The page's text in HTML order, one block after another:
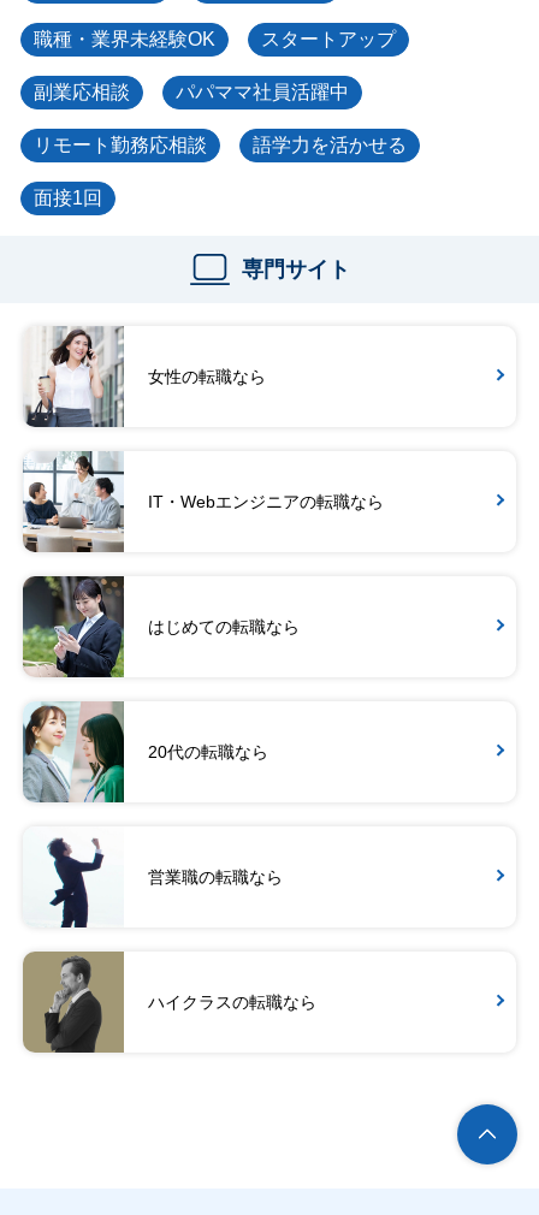
職種・業界未経験OK スタートアップ
副業応相談 パパママ社員活躍中
リモート勤務応相談 語学力を活かせる
面接1回
専門サイト
女性の転職なら
IT・Webエンジニアの転職なら
はじめての転職なら
20代の転職なら
営業職の転職なら
ハイクラスの転職なら